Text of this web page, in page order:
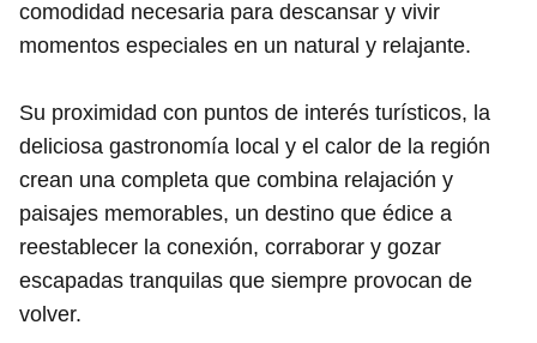
comodidad necesaria para descansar y vivir
momentos especiales en un natural y relajante.
Su proximidad con puntos de interés turísticos, la
deliciosa gastronomía local y el calor de la región
crean una completa que combina relajación y
paisajes memorables, un destino que édice a
reestablecer la conexión, corraborar y gozar
escapadas tranquilas que siempre provocan de
volver.